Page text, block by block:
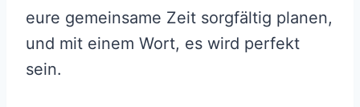
eure gemeinsame Zeit sorgfältig planen,
und mit einem Wort, es wird perfekt
sein.